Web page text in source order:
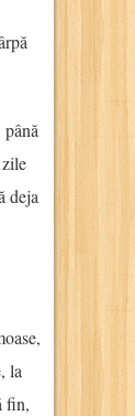
deja
la
fin,